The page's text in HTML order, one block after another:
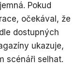
Pokud
očekával, že
dostupných
ukazuje,
scénáři selhat.